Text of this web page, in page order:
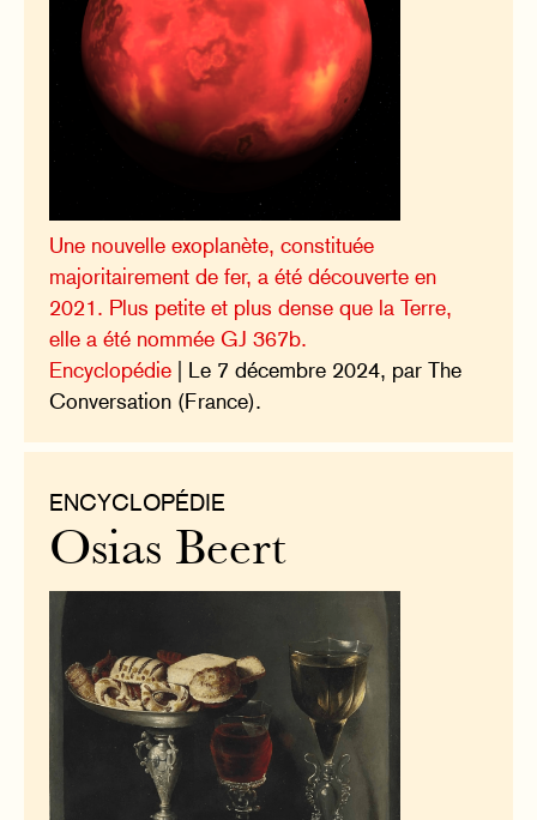
Une nouvelle exoplanète, constituée
majoritairement de fer, a été découverte en
2021. Plus petite et plus dense que la Terre,
elle a été nommée GJ 367b.
Encyclopédie | Le 7 décembre 2024, par The
Conversation (France).
ENCYCLOPÉDIE
Osias Beert